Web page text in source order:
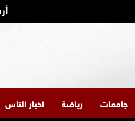
جامعات رياضة اخبار الناس